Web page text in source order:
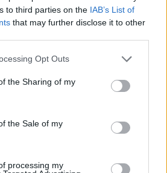
to third parties on the IAB’s List of
that may further disclose it to other
app uses one or more Google
usage behaviour. You may click to
Google and its third-party tags to
specified purposes in below Google
Opt Outs
the Sharing of my
the Sale of my
processing my
amitmég nem használ
a mailcímmel, akár a
hogy gond van. Ilyenkor
kövesd az instrukciókat